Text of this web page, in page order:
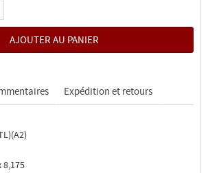
Expédition et retours
8,175